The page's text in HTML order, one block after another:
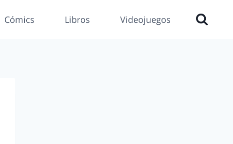
Cómics Libros Videojuegos